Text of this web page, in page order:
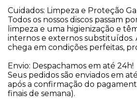
Cuidados: Limpeza e Proteção
Todos os nossos discos passam
limpeza e uma higienização e
internos e externos substituídos.
chega em condições perfeitas,
Envio: Despachamos em até 24h!
Seus pedidos são enviados em
após a confirmação do
finais de semana).